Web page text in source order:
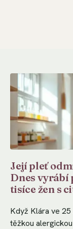
Její pleť
Dnes vyrábí
tisíce žen s
Když Klára ve
těžkou